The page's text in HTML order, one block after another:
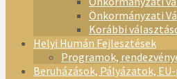
Önkormányzati
Korábbi
Helyi Humán Fejlesztések
Programok,
Beruházások, Pályázatok,